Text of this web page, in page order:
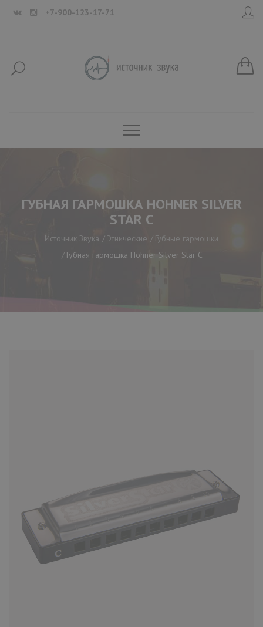
+7-900-123-17-71
ГУБНАЯ ГАРМОШКА HOHNER SILVER
STAR C
Источник Звука Этнические
Губные гармошки
Губная гармошка Hohner Silver Star C